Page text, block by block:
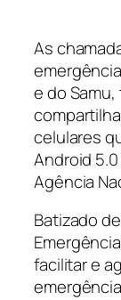
As
e do
celulares
Android
Agência
Batizado
facilitar e